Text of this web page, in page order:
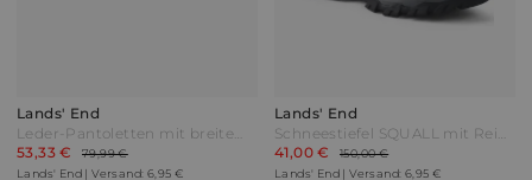
Lands' End
Leder-Pantoletten mit breitem Riemen Herren Beige by Lands' End
53,33 €
79,99 €
Lands' End | Versand: 6,95 €
Lands' End
Schneestiefel SQUALL mit Reißverschluss Herren Schwarz by Lands' End
41,00 €
150,00 €
Lands' End | Versand: 6,95 €